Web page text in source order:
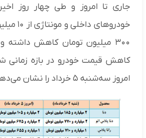
جاری تا امروز و طی چهار روز
۳۰۰ میلیون تومان کاهش
کاهش قیمت خودرو در بازه زمانی
امروز سه‌شنبه ۵ خرداد را نشان می‌دهد: